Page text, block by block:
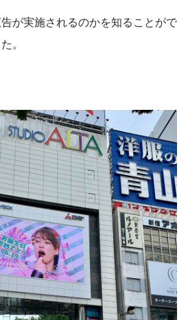
が実施されるのかを知ることがで
。